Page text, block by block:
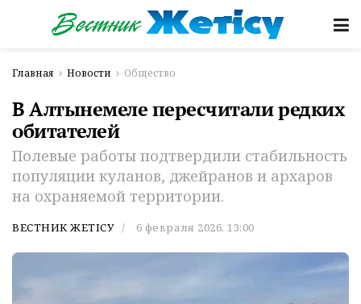
Главная Новости Общество
В Алтынемеле пересчитали редких
обитателей
Полевые работы подтвердили стабильность
популяции куланов, джейранов и архаров
на охраняемой территории.
ВЕСТНИК ЖЕТІСУ 6 февраля 2026, 13:00